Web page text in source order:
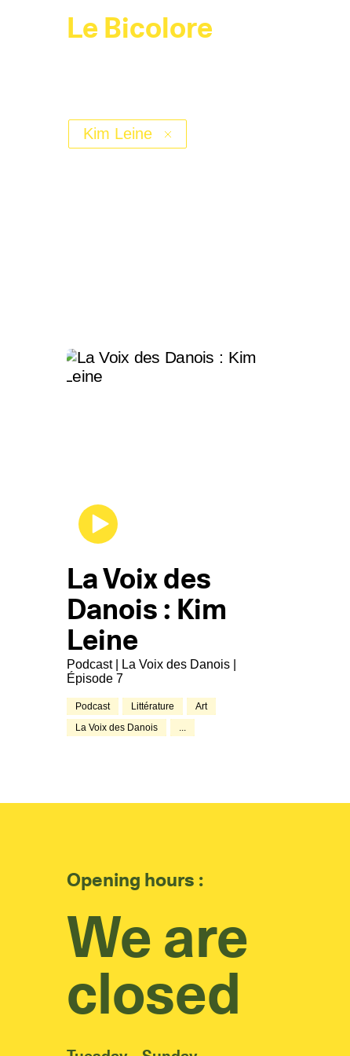
Le Bicolore
Kim Leine
La Voix des
Danois : Kim
Leine
Podcast | La Voix des Danois |
Épisode 7
Podcast Littérature
Art
La Voix des Danois
...
Opening hours :
We are
closed